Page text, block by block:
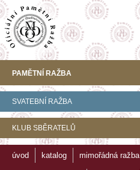
PAMĚTNÍ RAŽBA
SVATEBNÍ RAŽBA
KLUB SBĚRATELŮ
úvod katalog mimořádná ražba